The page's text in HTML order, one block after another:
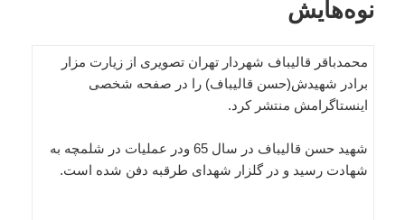
نوه‌هایش
محمدباقر قالیباف شهردار تهران تصویری از زیارت مزار
برادر شهیدش(حسن قالیباف) را در صفحه شخصی
اینستاگرامش منتشر کرد.
شهید حسن قالیباف در سال 65 ودر عملیات در شلمچه به
شهادت رسید و در گلزار شهدای طرقبه دفن شده است.